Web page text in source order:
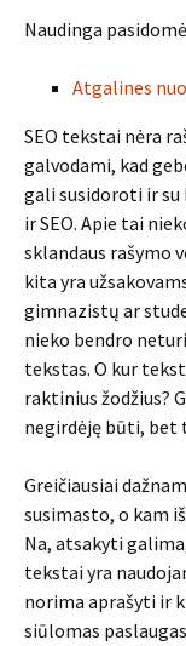
Naudinga
Atgalines
SEO tekstai nėra
galvodami, kad
gali susidoroti ir su
ir SEO. Apie tai
sklandaus rašymo
kita yra
gimnazistų ar
nieko bendro
tekstas. O kur
raktinius žodžius?
negirdėję būti, bet
Greičiausiai
susimasto, o kam
Na, atsakyti
tekstai yra
norima aprašyti ir
siūlomas